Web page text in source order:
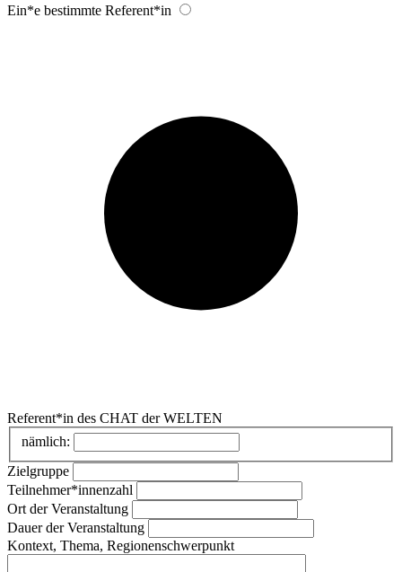
Ein*e bestimmte Referent*in
Referent*in des CHAT der WELTEN
nämlich:
Zielgruppe
Teilnehmer*innenzahl
Ort der Veranstaltung
Dauer der Veranstaltung
Kontext, Thema, Regionenschwerpunkt